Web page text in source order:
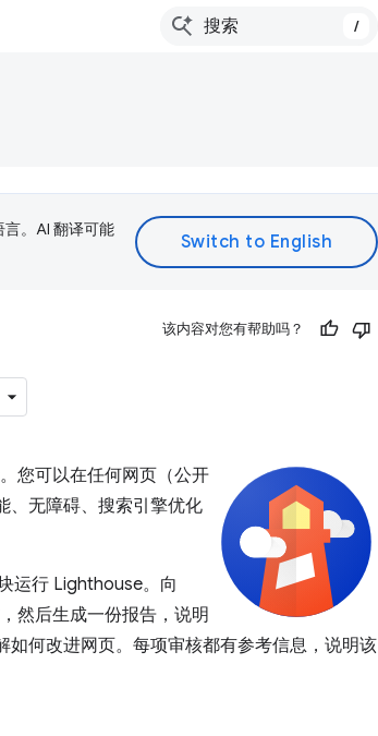
/
。AI 翻译可能
该内容对您有帮助吗？
您可以在任何网页（公开
、无障碍、搜索引擎优化
运行 Lighthouse。向
然后生成一份报告，说明
何改进网页。每项审核都有参考信息，说明该